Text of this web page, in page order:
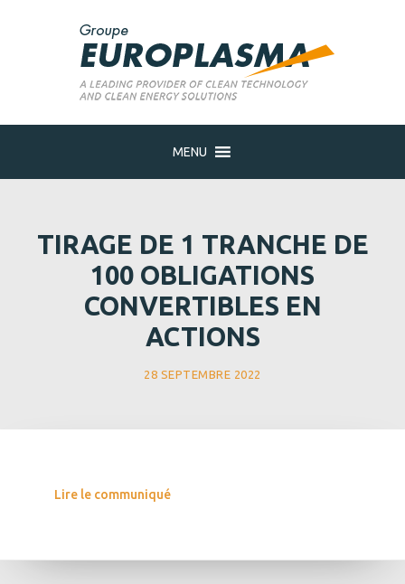
MENU
TIRAGE DE 1 TRANCHE DE
100 OBLIGATIONS
CONVERTIBLES EN
ACTIONS
28 SEPTEMBRE 2022
Lire le communiqué